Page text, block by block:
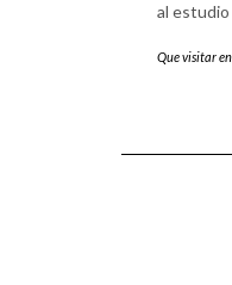
al estudio
Que visitar